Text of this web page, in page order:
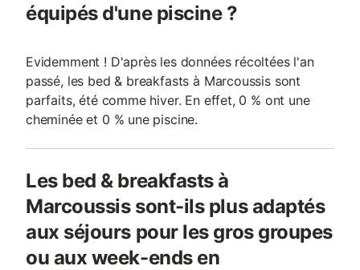
équipés d'une piscine ?
Evidemment ! D'après les données récoltées l'an
passé, les bed & breakfasts à Marcoussis sont
parfaits, été comme hiver. En effet, 0 % ont une
cheminée et 0 % une piscine.
Les bed & breakfasts à
Marcoussis sont-ils plus adaptés
aux séjours pour les gros groupes
ou aux week-ends en